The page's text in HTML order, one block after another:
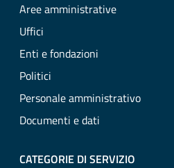
Aree amministrative
Uffici
Enti e fondazioni
Politici
Personale amministrativo
Documenti e dati
CATEGORIE DI SERVIZIO